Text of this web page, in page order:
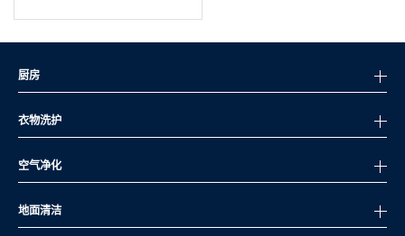
厨房
衣物洗护
空气净化
地面清洁